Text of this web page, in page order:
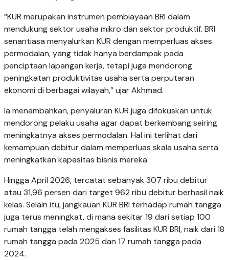
“KUR merupakan instrumen pembiayaan BRI dalam
mendukung sektor usaha mikro dan sektor produktif. BRI
senantiasa menyalurkan KUR dengan memperluas akses
permodalan, yang tidak hanya berdampak pada
penciptaan lapangan kerja, tetapi juga mendorong
peningkatan produktivitas usaha serta perputaran
ekonomi di berbagai wilayah,” ujar Akhmad.
Ia menambahkan, penyaluran KUR juga difokuskan untuk
mendorong pelaku usaha agar dapat berkembang seiring
meningkatnya akses permodalan. Hal ini terlihat dari
kemampuan debitur dalam memperluas skala usaha serta
meningkatkan kapasitas bisnis mereka.
Hingga April 2026, tercatat sebanyak 307 ribu debitur
atau 31,96 persen dari target 962 ribu debitur berhasil naik
kelas. Selain itu, jangkauan KUR BRI terhadap rumah tangga
juga terus meningkat, di mana sekitar 19 dari setiap 100
rumah tangga telah mengakses fasilitas KUR BRI, naik dari 18
rumah tangga pada 2025 dan 17 rumah tangga pada
2024.